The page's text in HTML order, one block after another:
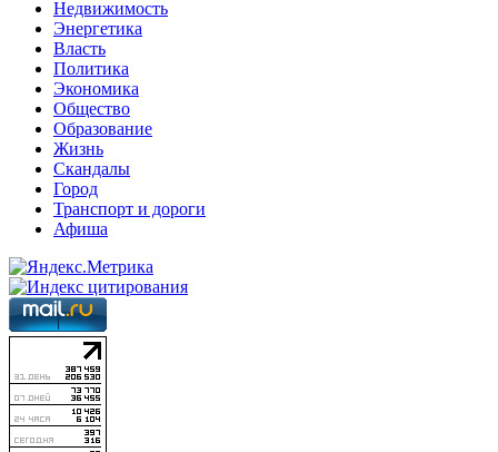
Недвижимость
Энергетика
Власть
Политика
Экономика
Общество
Образование
Жизнь
Скандалы
Город
Транспорт и дороги
Афиша